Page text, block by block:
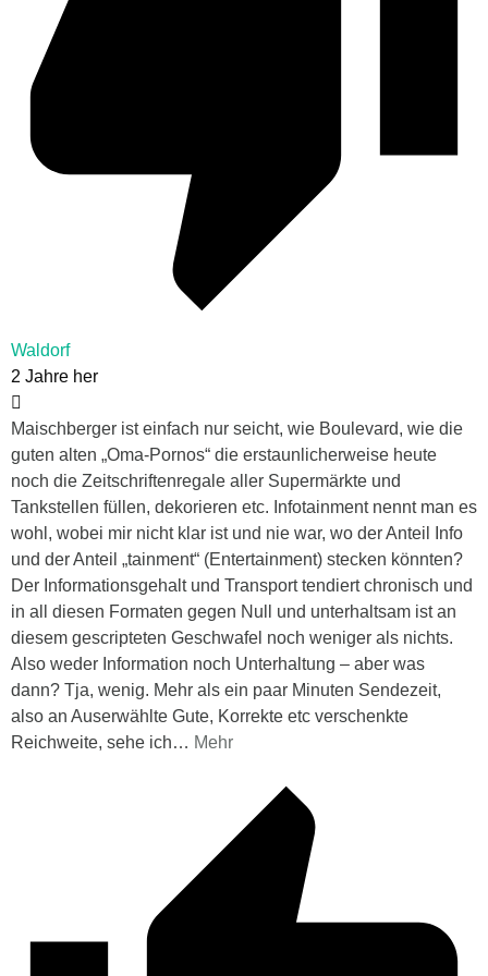
Waldorf
2 Jahre her
Maischberger ist einfach nur seicht, wie Boulevard, wie die
guten alten „Oma-Pornos“ die erstaunlicherweise heute
noch die Zeitschriftenregale aller Supermärkte und
Tankstellen füllen, dekorieren etc. Infotainment nennt man es
wohl, wobei mir nicht klar ist und nie war, wo der Anteil Info
und der Anteil „tainment“ (Entertainment) stecken könnten?
Der Informationsgehalt und Transport tendiert chronisch und
in all diesen Formaten gegen Null und unterhaltsam ist an
diesem gescripteten Geschwafel noch weniger als nichts.
Also weder Information noch Unterhaltung – aber was
dann? Tja, wenig. Mehr als ein paar Minuten Sendezeit,
also an Auserwählte Gute, Korrekte etc verschenkte
Reichweite, sehe ich… Mehr